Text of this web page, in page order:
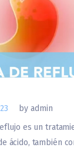
by admin
es un
ácido, también